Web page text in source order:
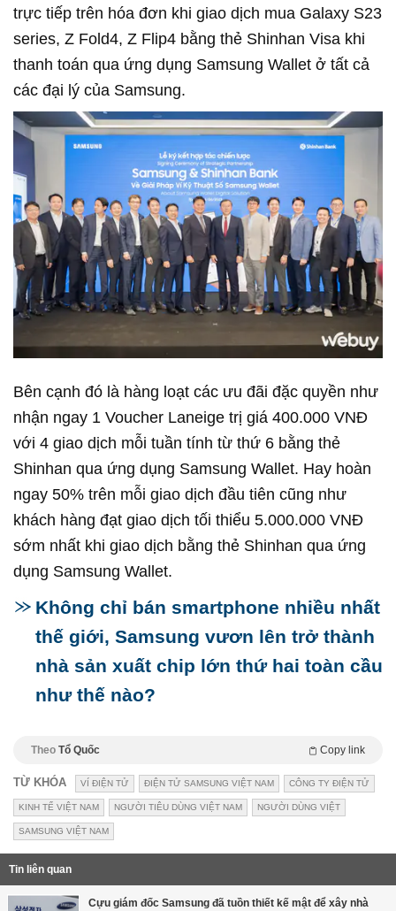
trực tiếp trên hóa đơn khi giao dịch mua Galaxy S23
series, Z Fold4, Z Flip4 bằng thẻ Shinhan Visa khi
thanh toán qua ứng dụng Samsung Wallet ở tất cả
các đại lý của Samsung.
Bên cạnh đó là hàng loạt các ưu đãi đặc quyền như
nhận ngay 1 Voucher Laneige trị giá 400.000 VNĐ
với 4 giao dịch mỗi tuần tính từ thứ 6 bằng thẻ
Shinhan qua ứng dụng Samsung Wallet. Hay hoàn
ngay 50% trên mỗi giao dịch đầu tiên cũng như
khách hàng đạt giao dịch tối thiểu 5.000.000 VNĐ
sớm nhất khi giao dịch bằng thẻ Shinhan qua ứng
dụng Samsung Wallet.
Không chỉ bán smartphone nhiều nhất
thế giới, Samsung vươn lên trở thành
nhà sản xuất chip lớn thứ hai toàn cầu
như thế nào?
Theo Tổ Quốc Copy link
TỪ KHÓA VÍ ĐIỆN TỬ ĐIỆN TỬ SAMSUNG VIỆT NAM CÔNG TY ĐIỆN TỬ
KINH TẾ VIỆT NAM NGƯỜI TIÊU DÙNG VIỆT NAM NGƯỜI DÙNG VIỆT
SAMSUNG VIỆT NAM
Tin liên quan
Cựu giám đốc Samsung đã tuồn thiết kế mật để xây nhà